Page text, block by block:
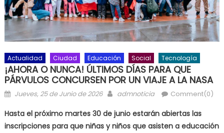
Actualidad Ciudad Educación Social Tecnología
¡AHORA O NUNCA! ÚLTIMOS DÍAS PARA QUE
PÁRVULOS CONCURSEN POR UN VIAJE A LA NASA
Posted on
Jueves, 25 de Junio de 2026 Author
admnoticia Comment(0)
Hasta el próximo martes 30 de junio estarán abiertas las
inscripciones para que niñas y niños que asisten a educación